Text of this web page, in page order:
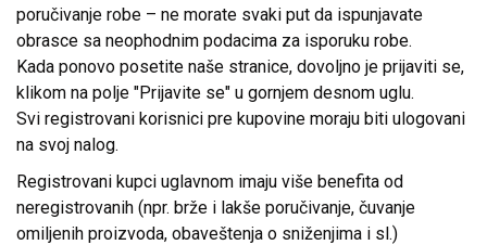
poručivanje robe – ne morate svaki put da ispunjavate
obrasce sa neophodnim podacima za isporuku robe.
Kada ponovo posetite naše stranice, dovoljno je prijaviti se,
klikom na polje "Prijavite se" u gornjem desnom uglu.
Svi registrovani korisnici pre kupovine moraju biti ulogovani
na svoj nalog.
Registrovani kupci uglavnom imaju više benefita od
neregistrovanih (npr. brže i lakše poručivanje, čuvanje
omiljenih proizvoda, obaveštenja o sniženjima i sl.)